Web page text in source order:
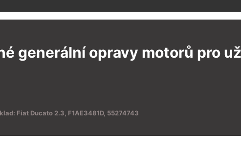
generální opravy motorů pro
Fiat Ducato 2.3, F1AE3481D, 55274743